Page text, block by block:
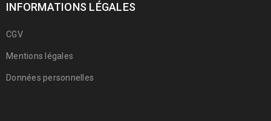
INFORMATIONS LÉGALES
CGV
Mentions légales
Données personnelles